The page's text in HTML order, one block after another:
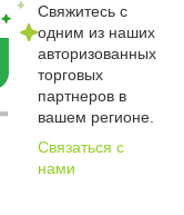
Свяжитесь с
одним из наших
авторизованных
торговых
партнеров в
вашем регионе.
Связаться с
нами